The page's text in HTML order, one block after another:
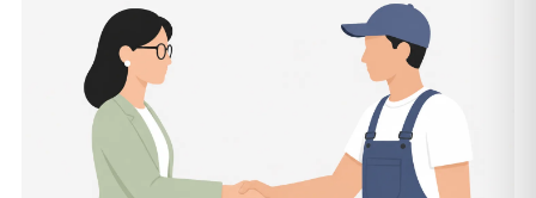
Entrümpler aus Gehrden zum Vergleichen. Bezahlt wird nur
der Entrümpler, den Sie selbst auswählen.
Was kostet die Entrümpelung einer normalen
Wohnung in Gehrden?
Für eine durchschnittliche Wohnung mit rund 65 m² liegen
die Kosten in Gehrden bei etwa 1.840 €, das entspricht im
Schnitt rund 33,9 € je Quadratmeter. Zugänglichkeit